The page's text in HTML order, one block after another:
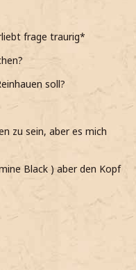
so offen war*
war ich so offen*
aber irgendwie alles
gilt, er sich ebenfalls
weiß*
und sagt, dass
@Hermine Black
treffen sollten*
den Kopf
frage traurig*
soll?
zu sein, aber es mich
Black ) aber den Kopf